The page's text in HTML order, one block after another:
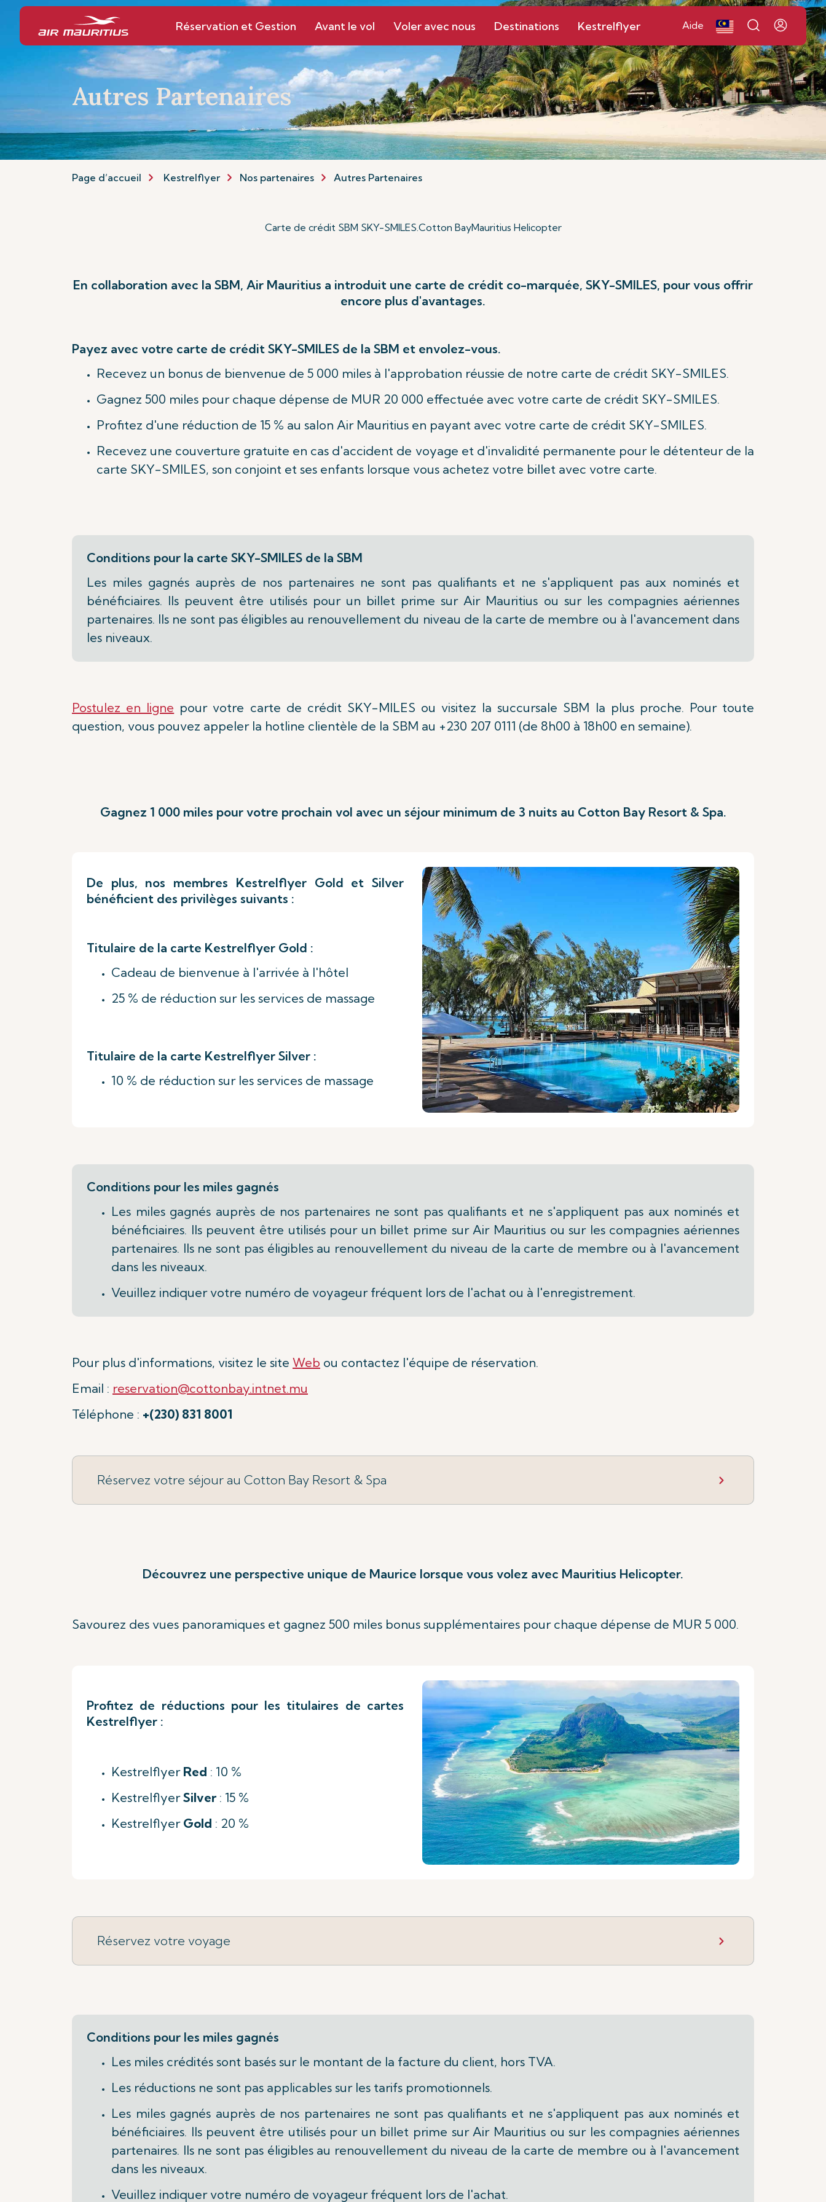
Réservation et Gestion Avant le vol Voler avec nous Destinations Kestrelflyer Aide
Autres Partenaires
Page d’accueil Kestrelflyer Nos partenaires Autres Partenaires
Carte de crédit SBM SKY-SMILES.Cotton BayMauritius Helicopter
En collaboration avec la SBM, Air Mauritius a introduit une carte de crédit co-marquée, SKY-SMILES, pour vous offrir
encore plus d'avantages.
Payez avec votre carte de crédit SKY-SMILES de la SBM et envolez-vous.
Recevez un bonus de bienvenue de 5 000 miles à l'approbation réussie de notre carte de crédit SKY-SMILES.
Gagnez 500 miles pour chaque dépense de MUR 20 000 effectuée avec votre carte de crédit SKY-SMILES.
Profitez d'une réduction de 15 % au salon Air Mauritius en payant avec votre carte de crédit SKY-SMILES.
Recevez une couverture gratuite en cas d'accident de voyage et d'invalidité permanente pour le détenteur de la
carte SKY-SMILES, son conjoint et ses enfants lorsque vous achetez votre billet avec votre carte.
Conditions pour la carte SKY-SMILES de la SBM
Les miles gagnés auprès de nos partenaires ne sont pas qualifiants et ne s'appliquent pas aux nominés et
bénéficiaires. Ils peuvent être utilisés pour un billet prime sur Air Mauritius ou sur les compagnies aériennes
partenaires. Ils ne sont pas éligibles au renouvellement du niveau de la carte de membre ou à l'avancement dans
les niveaux.
Postulez en ligne pour votre carte de crédit SKY-MILES ou visitez la succursale SBM la plus proche. Pour toute
question, vous pouvez appeler la hotline clientèle de la SBM au +230 207 0111 (de 8h00 à 18h00 en semaine).
Gagnez 1 000 miles pour votre prochain vol avec un séjour minimum de 3 nuits au Cotton Bay Resort & Spa.
De plus, nos membres Kestrelflyer Gold et Silver
bénéficient des privilèges suivants :
Titulaire de la carte Kestrelflyer Gold :
Cadeau de bienvenue à l'arrivée à l'hôtel
25 % de réduction sur les services de massage
Titulaire de la carte Kestrelflyer Silver :
10 % de réduction sur les services de massage
Conditions pour les miles gagnés
Les miles gagnés auprès de nos partenaires ne sont pas qualifiants et ne s'appliquent pas aux nominés et
bénéficiaires. Ils peuvent être utilisés pour un billet prime sur Air Mauritius ou sur les compagnies aériennes
partenaires. Ils ne sont pas éligibles au renouvellement du niveau de la carte de membre ou à l'avancement
dans les niveaux.
Veuillez indiquer votre numéro de voyageur fréquent lors de l'achat ou à l'enregistrement.
Pour plus d'informations, visitez le site Web ou contactez l'équipe de réservation.
Email : reservation@cottonbay.intnet.mu
Téléphone : +(230) 831 8001
Réservez votre séjour au Cotton Bay Resort & Spa
Découvrez une perspective unique de Maurice lorsque vous volez avec Mauritius Helicopter.
Savourez des vues panoramiques et gagnez 500 miles bonus supplémentaires pour chaque dépense de MUR 5 000.
Profitez de réductions pour les titulaires de cartes
Kestrelflyer :
Kestrelflyer Red : 10 %
KestrelflyerSilver : 15 %
Kestrelflyer Gold : 20 %
Réservez votre voyage
Conditions pour les miles gagnés
Les miles crédités sont basés sur le montant de la facture du client, hors TVA.
Les réductions ne sont pas applicables sur les tarifs promotionnels.
Les miles gagnés auprès de nos partenaires ne sont pas qualifiants et ne s'appliquent pas aux nominés et
bénéficiaires. Ils peuvent être utilisés pour un billet prime sur Air Mauritius ou sur les compagnies aériennes
partenaires. Ils ne sont pas éligibles au renouvellement du niveau de la carte de membre ou à l'avancement
dans les niveaux.
Veuillez indiquer votre numéro de voyageur fréquent lors de l'achat.